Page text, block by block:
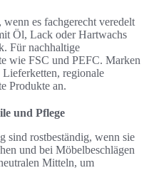
es fachgerecht veredelt
Öl, Lack oder Hartwachs
Für nachhaltige
wie FSC und PEFC. Marken
regionale
Produkte an.
und Pflege
sind rostbeständig, wenn sie
und bei Möbelbeschlägen
Mitteln, um